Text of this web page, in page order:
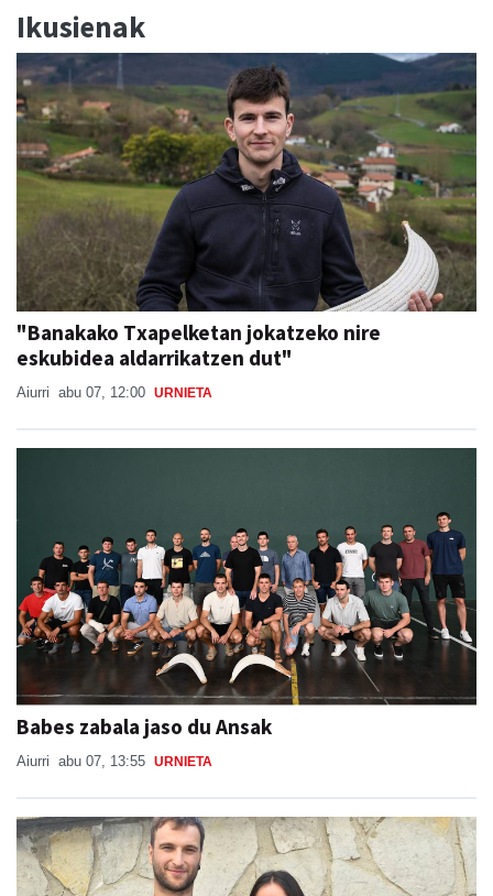
Ikusienak
"Banakako Txapelketan jokatzeko nire
eskubidea aldarrikatzen dut"
Aiurri abu 07, 12:00 URNIETA
Babes zabala jaso du Ansak
Aiurri abu 07, 13:55 URNIETA